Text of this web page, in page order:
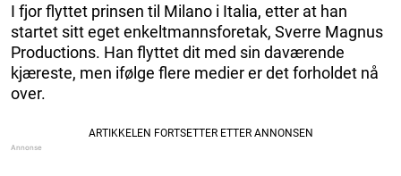
I fjor flyttet prinsen til Milano i Italia, etter at han
startet sitt eget enkeltmannsforetak, Sverre Magnus
Productions. Han flyttet dit med sin daværende
kjæreste, men ifølge flere medier er det forholdet nå
over.